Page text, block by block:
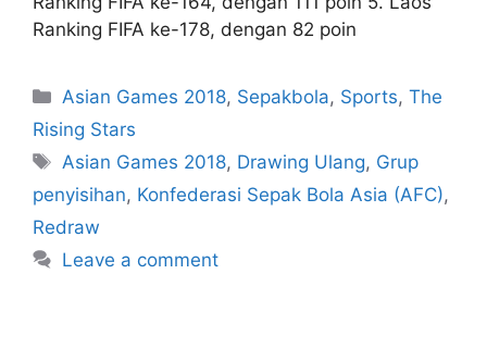
Ranking FIFA ke-178, dengan 82 poin
Asian Games 2018, Sepakbola, Sports,The
Rising Stars
Asian Games 2018, Drawing Ulang, Grup
penyisihan, Konfederasi Sepak Bola Asia (AFC),
Redraw
Leave a comment